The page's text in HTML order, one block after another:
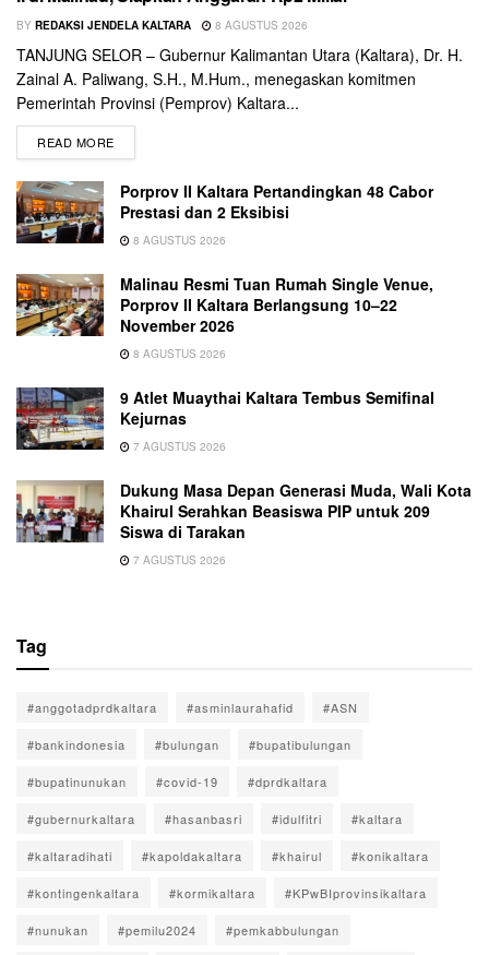
BY REDAKSI JENDELA KALTARA 8 AGUSTUS 2026
TANJUNG SELOR – Gubernur Kalimantan Utara (Kaltara), Dr. H.
Zainal A. Paliwang, S.H., M.Hum., menegaskan komitmen
Pemerintah Provinsi (Pemprov) Kaltara...
READ MORE
Porprov II Kaltara Pertandingkan 48 Cabor
Prestasi dan 2 Eksibisi
8 AGUSTUS 2026
Malinau Resmi Tuan Rumah Single Venue,
Porprov II Kaltara Berlangsung 10–22
November 2026
8 AGUSTUS 2026
9 Atlet Muaythai Kaltara Tembus Semifinal
Kejurnas
7 AGUSTUS 2026
Dukung Masa Depan Generasi Muda, Wali Kota
Khairul Serahkan Beasiswa PIP untuk 209
Siswa di Tarakan
7 AGUSTUS 2026
Tag
#anggotadprdkaltara #asminlaurahafid #ASN
#bankindonesia #bulungan #bupatibulungan
#bupatinunukan #covid-19 #dprdkaltara
#gubernurkaltara #hasanbasri #idulfitri #kaltara
#kaltaradihati #kapoldakaltara #khairul #konikaltara
#kontingenkaltara #kormikaltara #KPwBIprovinsikaltara
#nunukan #pemilu2024 #pemkabbulungan